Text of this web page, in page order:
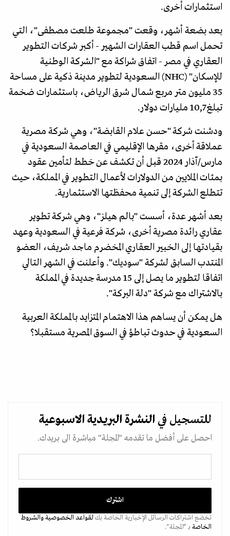
استثمارات أخرى.
بعد بضعة أشهر، وقعت "مجموعة طلعت مصطفى"، التي
تحمل اسم قطب العقارات الشهير - أكبر شركات التطوير
العقاري في مصر - اتفاق شراكة مع "الشركة الوطنية
للإسكان" (NHC) السعودية لتطوير مدينة ذكية على مساحة
35 مليون متر مربع شمال شرق الرياض، باستثمارات ضخمة
تبلغ 10,7 مليارات دولار.
ودشنت شركة "حسن علام القابضة"، وهي شركة مصرية
عملاقة أخرى، مقرها الإقليمي في العاصمة السعودية في
مارس/آذار 2024 قبل أن تكشف عن خطط لتأمين عقود
بمئات الملايين من الدولارات لأعمال التطوير في المملكة، حيث
تتطلع الشركة إلى تنمية محفظتها الاستثمارية.
بعد أشهر عدة، أسست "بالم هيلز"، وهي شركة تطوير
عقاري رائدة مصرية أخرى، شركة فرعية في السعودية وعهد
بقيادتها إلى الخبير العقاري المخضرم ماجد شريف، العضو
المنتدب السابق لشركة "سوديك". وأعلنت في الشهر التالي
اتفاقا لتطوير ما يصل إلى 15 مدرسة جديدة في المملكة
بالاشتراك مع شركة "دلة البركة".
هل يمكن أن يساهم هذا الاهتمام المتزايد بالمملكة العربية
السعودية في حدوث تباطؤ في السوق المصرية مستقبلا؟
للتسجيل في النشرة البريدية الاسبوعية
احصل على أفضل ما تقدمه "المجلة" مباشرة الى بريدك.
تخضع اشتراكات الرسائل الإخبارية الخاصة بكلقواعد الخصوصيةوالشروط
الخاصة بـ “المجلة".